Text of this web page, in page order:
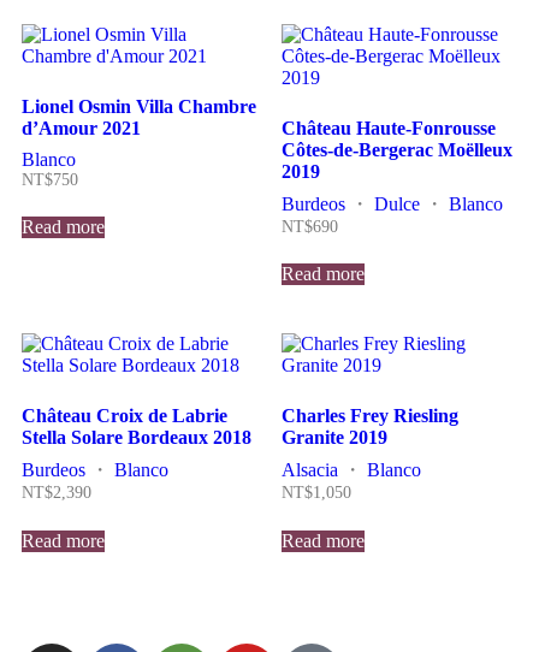
Lionel Osmin Villa Chambre
d’Amour 2021
Blanco
NT$750
Read more
Château Haute-Fonrousse
Côtes-de-Bergerac Moëlleux
2019
Burdeos ・ Dulce ・ Blanco
NT$690
Read more
Château Croix de Labrie
Stella Solare Bordeaux 2018
Burdeos ・ Blanco
NT$2,390
Read more
Charles Frey Riesling
Granite 2019
Alsacia ・ Blanco
NT$1,050
Read more